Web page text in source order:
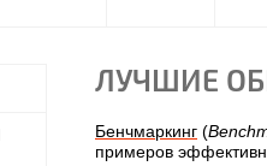
ЛУЧШИЕ
Бенчмаркинг (
примеров